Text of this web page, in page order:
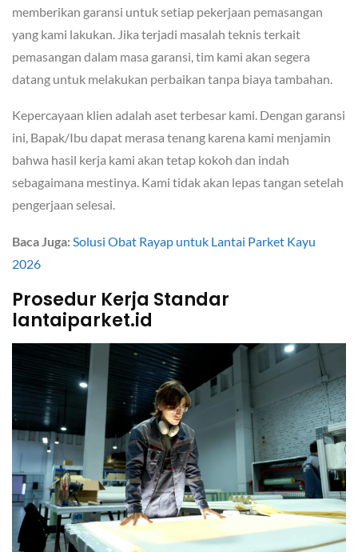
memberikan garansi untuk setiap pekerjaan pemasangan
yang kami lakukan. Jika terjadi masalah teknis terkait
pemasangan dalam masa garansi, tim kami akan segera
datang untuk melakukan perbaikan tanpa biaya tambahan.
Kepercayaan klien adalah aset terbesar kami. Dengan garansi
ini, Bapak/Ibu dapat merasa tenang karena kami menjamin
bahwa hasil kerja kami akan tetap kokoh dan indah
sebagaimana mestinya. Kami tidak akan lepas tangan setelah
pengerjaan selesai.
Baca Juga: Solusi Obat Rayap untuk Lantai Parket Kayu
2026
Prosedur Kerja Standar
lantaiparket.id